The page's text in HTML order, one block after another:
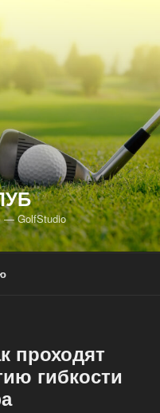
— GolfStudio
проходят
гибкости